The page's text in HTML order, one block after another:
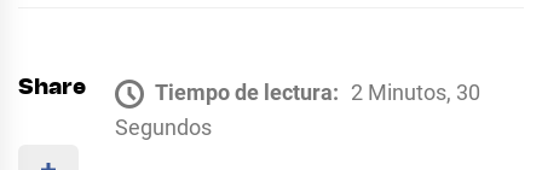
Share Tiempo de lectura: 2 Minutos, 30
Segundos